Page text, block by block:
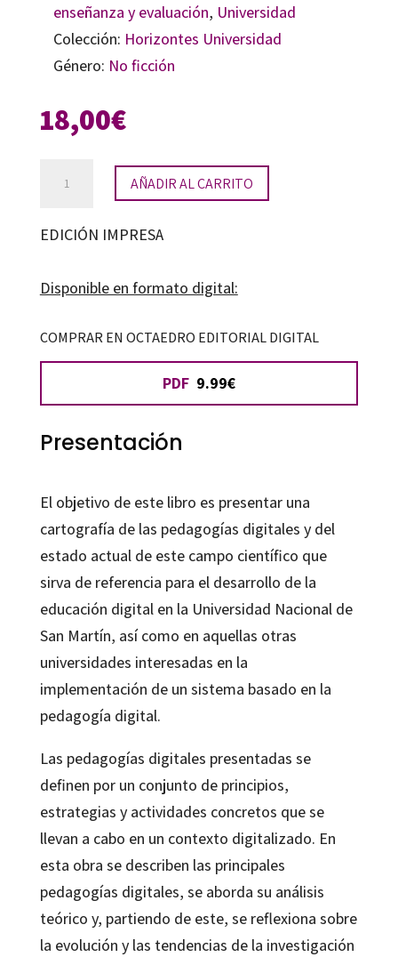
enseñanza y evaluación, Universidad
Colección: Horizontes Universidad
Género: No ficción
18,00€
Investigación
pedagogías
conectadas,
colaborativas,
gamificadas
y
cantidad
AÑADIR AL CARRITO
EDICIÓN IMPRESA
Disponible en formato digital:
COMPRAR EN OCTAEDRO EDITORIAL DIGITAL
PDF 9.99€
Presentación
El objetivo de este libro es presentar una
cartografía de las pedagogías digitales y del
estado actual de este campo científico que
sirva de referencia para el desarrollo de la
educación digital en la Universidad Nacional de
San Martín, así como en aquellas otras
universidades interesadas en la
implementación de un sistema basado en la
pedagogía digital.
Las pedagogías digitales presentadas se
definen por un conjunto de principios,
estrategias y actividades concretos que se
llevan a cabo en un contexto digitalizado. En
esta obra se describen las principales
pedagogías digitales, se aborda su análisis
teórico y, partiendo de este, se reflexiona sobre
la evolución y las tendencias de la investigación